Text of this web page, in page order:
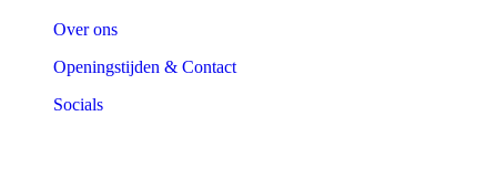
Over ons
Openingstijden & Contact
Socials